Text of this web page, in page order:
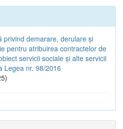
privind demarare, derulare și
pentru atribuirea contractelor de
servicii sociale și alte servicii
Legea nr. 98/2016